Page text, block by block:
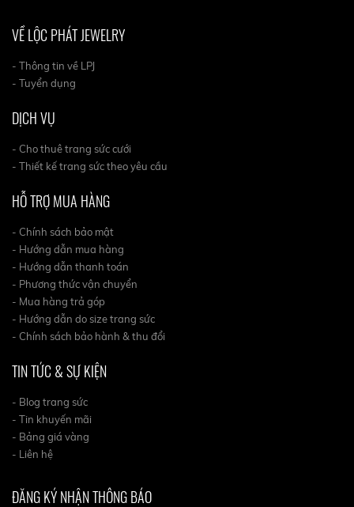
VỀ LỘC PHÁT JEWELRY
- Thông tin về LPJ
- Tuyển dụng
DỊCH VỤ
- Cho thuê trang sức cưới
- Thiết kế trang sức theo yêu cầu
HỖ TRỢ MUA HÀNG
- Chính sách bảo mật
- Hướng dẫn mua hàng
- Hướng dẫn thanh toán
- Phương thức vận chuyển
- Mua hàng trả góp
- Hướng dẫn do size trang sức
- Chính sách bảo hành & thu đổi
TIN TỨC & SỰ KIỆN
- Blog trang sức
- Tin khuyến mãi
- Bảng giá vàng
- Liên hệ
ĐĂNG KÝ NHẬN THÔNG BÁO